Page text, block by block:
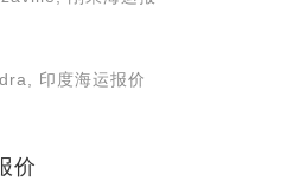
印度海运报价
价